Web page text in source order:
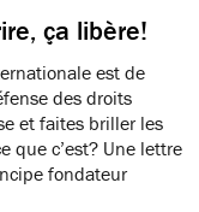
ça libère!
est de
des droits
et faites briller les
que c’est? Une lettre
fondateur